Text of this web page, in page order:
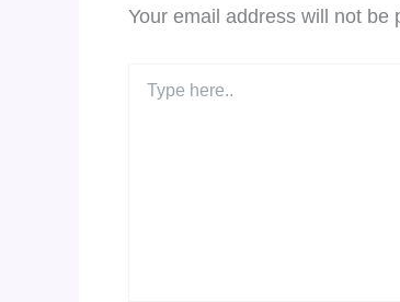
Your email address will not be
here..